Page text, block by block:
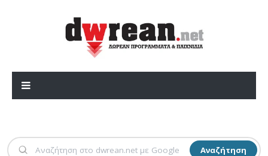
Αναζήτηση